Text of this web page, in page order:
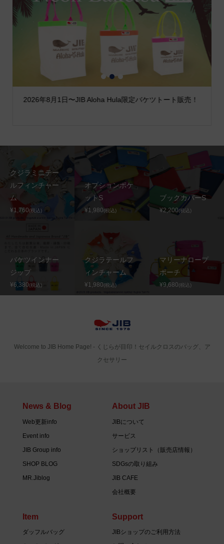
2026年8月1日〜JIB Aloha Hula限定バケツトート販売！
1 2 3
クジラミニテー
ルフィンチャー
ム
¥1,760(税込)
オプションポケ
ットS
¥1,980(税込)
ブックカバーS
¥2,200(税込)
バケツインナー
ジップ
¥6,380(税込)
クジラテールフ
ィンチャーム
¥1,980(税込)
マリーナロープ
ポーチ
¥9,680(税込)
Welcome to JIB Home Page! ‐ くじらが目印！セイルクロスのバッグ、ア
クセサリー
News & Blog
Web更新info
Event info
JIB Group info
SHOP BLOG
MR.Jiblog
About JIB
JIBについて
サービス
ショップリスト（販売店情報）
SDGsの取り組み
JIB CAFE
会社概要
Item
ダッフルバッグ
Support
JIBショップのご利用方法